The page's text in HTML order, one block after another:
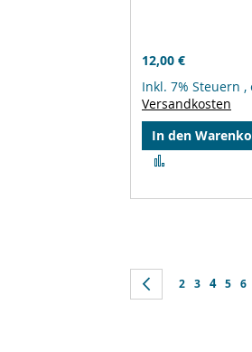
12,00 €
Inkl. 7% Steuern ,
Versandkosten
In den
Seite
Seite
Zurück
Seite
2 Seite
3 Sie
4 Seite
5 6